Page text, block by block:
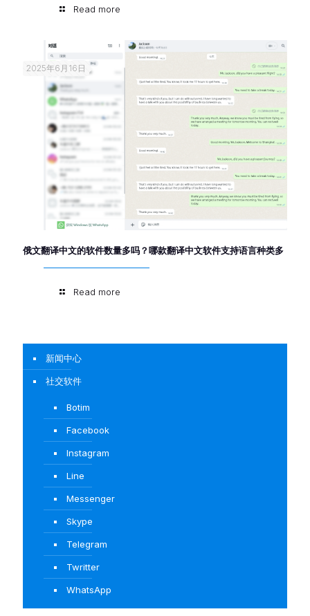
Read more
2025年6月16日
俄文翻译中文的软件数量多吗？哪款翻译中文软件支持语言种类多
Read more
新闻中心
社交软件
Botim
Facebook
Instagram
Line
Messenger
Skype
Telegram
Twritter
WhatsApp